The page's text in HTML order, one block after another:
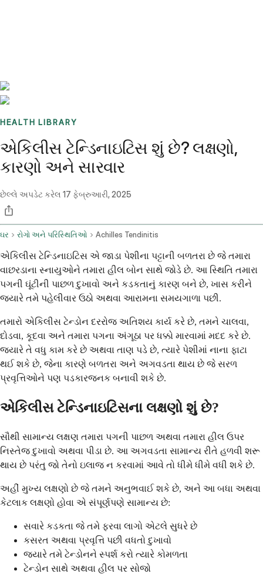
HEALTH LIBRARY
એકિલીસ ટેન્ડિનાઇટિસ શું છે? લક્ષણો,
કારણો અને સારવાર
છેલ્લે અપડેટ કરેલ 17 ફેબ્રુઆરી, 2025
ઘર રોગો અને પરિસ્થિતિઓ Achilles Tendinitis
એકિલીસ ટેન્ડિનાઇટિસ એ જાડા પેશીના પટ્ટાની બળતરા છે જે તમારા
વાછરડાના સ્નાયુઓને તમારા હીલ બોન સાથે જોડે છે. આ સ્થિતિ તમારા
પગની ઘૂંટીની પાછળ દુખાવો અને કડકતાનું કારણ બને છે, ખાસ કરીને
જ્યારે તમે પહેલીવાર ઉઠો અથવા આરામના સમયગાળા પછી.
તમારો એકિલીસ ટેન્ડોન દરરોજ અતિશય કાર્ય કરે છે, તમને ચાલવા,
દોડવા, કૂદવા અને તમારા પગના અંગૂઠા પર ધક્કો મારવામાં મદદ કરે છે.
જ્યારે તે વધુ કામ કરે છે અથવા તાણ પડે છે, ત્યારે પેશીમાં નાના ફાટા
થઈ શકે છે, જેના કારણે બળતરા અને અગવડતા થાય છે જે સરળ
પ્રવૃત્તિઓને પણ પડકારજનક બનાવી શકે છે.
એકિલીસ ટેન્ડિનાઇટિસના લક્ષણો શું છે?
સૌથી સામાન્ય લક્ષણ તમારા પગની પાછળ અથવા તમારા હીલ ઉપર
નિસ્તેજ દુખાવો અથવા પીડા છે. આ અગવડતા સામાન્ય રીતે હળવી શરૂ
થાય છે પરંતુ જો તેનો ઇલાજ ન કરવામાં આવે તો ધીમે ધીમે વધી શકે છે.
અહીં મુખ્ય લક્ષણો છે જે તમને અનુભવાઈ શકે છે, અને આ બધા અથવા
કેટલાક લક્ષણો હોવા એ સંપૂર્ણપણે સામાન્ય છે:
સવારે કડકતા જે તમે ફરવા લાગો એટલે સુધરે છે
કસરત અથવા પ્રવૃત્તિ પછી વધતો દુખાવો
જ્યારે તમે ટેન્ડોનને સ્પર્શ કરો ત્યારે કોમળતા
ટેન્ડોન સાથે અથવા હીલ પર સોજો